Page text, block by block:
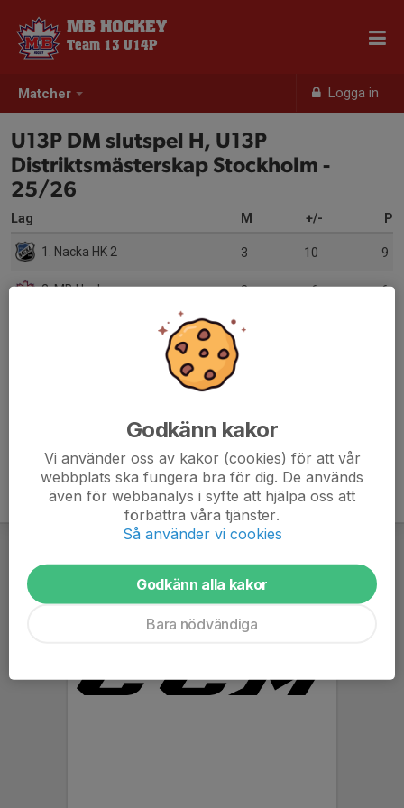
Matcher Logga in
MB HOCKEY
Team 13 U14P
U13P DM slutspel H, U13P
Distriktsmästerskap Stockholm -
25/26
Lag M +/- P
1. Nacka HK 2 3 10 9
2. MB Hockey 3 6 6
3
Godkänn kakor
Vi använder oss av kakor (cookies) för att vår
webbplats ska fungera bra för dig. De används
även för webbanalys i syfte att hjälpa oss att
förbättra våra tjänster.
Så använder vi cookies
Godkänn alla kakor
Bara nödvändiga